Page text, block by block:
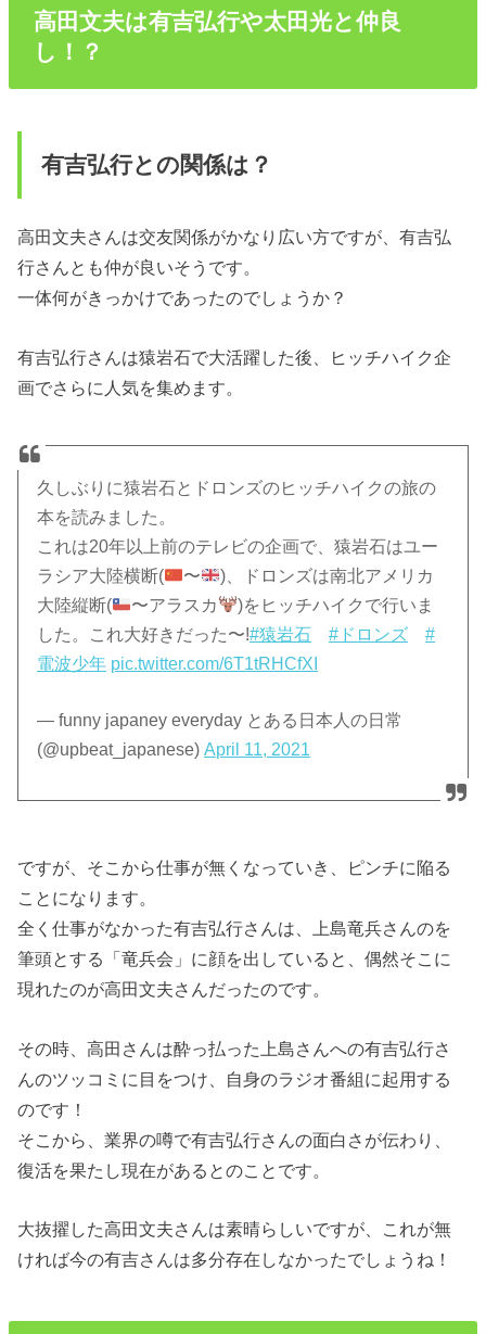
高田文夫は有吉弘行や太田光と仲良
し！？
有吉弘行との関係は？
高田文夫さんは交友関係がかなり広い方ですが、有吉弘
行さんとも仲が良いそうです。
一体何がきっかけであったのでしょうか？
有吉弘行さんは猿岩石で大活躍した後、ヒッチハイク企
画でさらに人気を集めます。
久しぶりに猿岩石とドロンズのヒッチハイクの旅の
本を読みました。
これは20年以上前のテレビの企画で、猿岩石はユー
ラシア大陸横断(
〜
)、ドロンズは南北アメリカ
大陸縦断(
〜アラスカ
)をヒッチハイクで行いま
した。これ大好きだった〜!#猿岩石 #ドロンズ
#
電波少年 pic.twitter.com/6T1tRHCfXI
— funny japaney everyday とある日本人の日常
(@upbeat_japanese)April 11, 2021
ですが、そこから仕事が無くなっていき、ピンチに陥る
ことになります。
全く仕事がなかった有吉弘行さんは、上島竜兵さんのを
筆頭とする「竜兵会」に顔を出していると、偶然そこに
現れたのが高田文夫さんだったのです。
その時、高田さんは酔っ払った上島さんへの有吉弘行さ
んのツッコミに目をつけ、自身のラジオ番組に起用する
のです！
そこから、業界の噂で有吉弘行さんの面白さが伝わり、
復活を果たし現在があるとのことです。
大抜擢した高田文夫さんは素晴らしいですが、これが無
ければ今の有吉さんは多分存在しなかったでしょうね！